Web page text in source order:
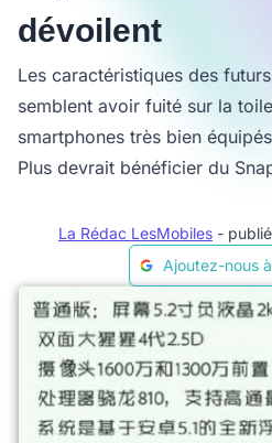
dévoilent
Les caractéristiques des
semblent avoir fuité sur la
smartphones très bien
Plus devrait bénéficier du
La Rédac LesMobiles -
Ajoutez-nous